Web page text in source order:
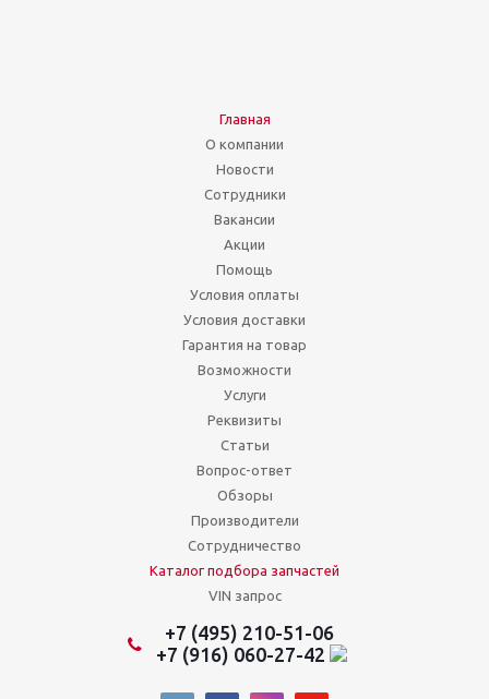
Главная
О компании
Новости
Сотрудники
Вакансии
Акции
Помощь
Условия оплаты
Условия доставки
Гарантия на товар
Возможности
Услуги
Реквизиты
Статьи
Вопрос-ответ
Обзоры
Производители
Сотрудничество
Каталог подбора запчастей
VIN запрос
+7 (495) 210-51-06
+7 (916) 060-27-42